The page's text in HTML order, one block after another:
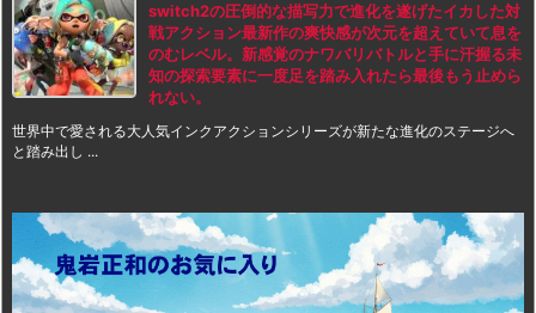
switch2の圧倒的な描写力で進化を遂げたイカした対
戦アクション最新作の爽快感が次元を超えていて息を
のむレベル。新感覚のナワバリバトルと手に汗握る未
知の探索要素に一度足を踏み入れたら最後もう止めら
れない。
世界中で愛される大人気インクアクションシリーズが新たな進化のステージへ
と踏み出し ...